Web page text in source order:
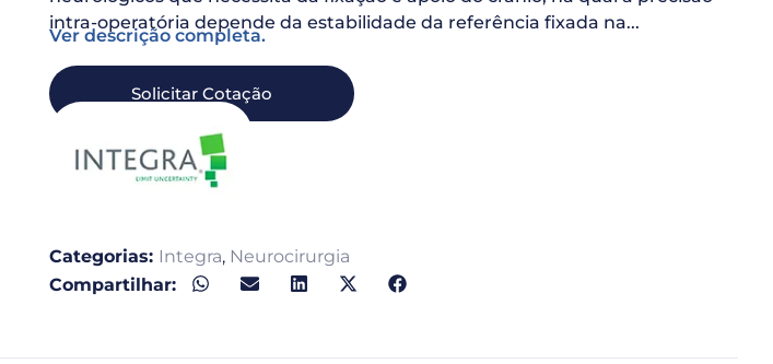
intra-operatória depende da estabilidade da referência fixada na...
Ver descrição completa.
Solicitar Cotação
Categorias: Integra, Neurocirurgia
Compartilhar: